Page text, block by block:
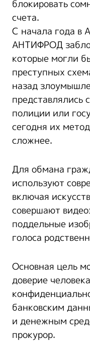
блокировать
счета.
С начала года в
АНТИФРОД
которые могли
преступных
назад
представлялись
полиции или
сегодня их
сложнее.
Для обмана
используют
включая
совершают
поддельные
голоса
Основная цель
доверие
банковским
и денежным
прокурор.